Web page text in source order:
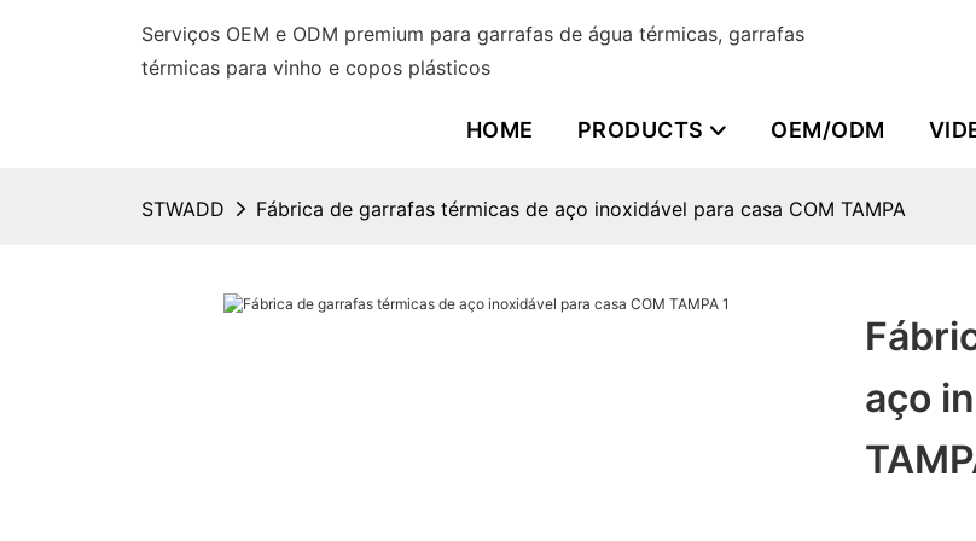
Serviços OEM e ODM premium para garrafas de água térmicas, garrafas
térmicas para vinho e copos plásticos
HOME PRODUCTS OEM/ODM
STWADD Fábrica de garrafas térmicas de aço inoxidável para casa COM TAMPA
aço